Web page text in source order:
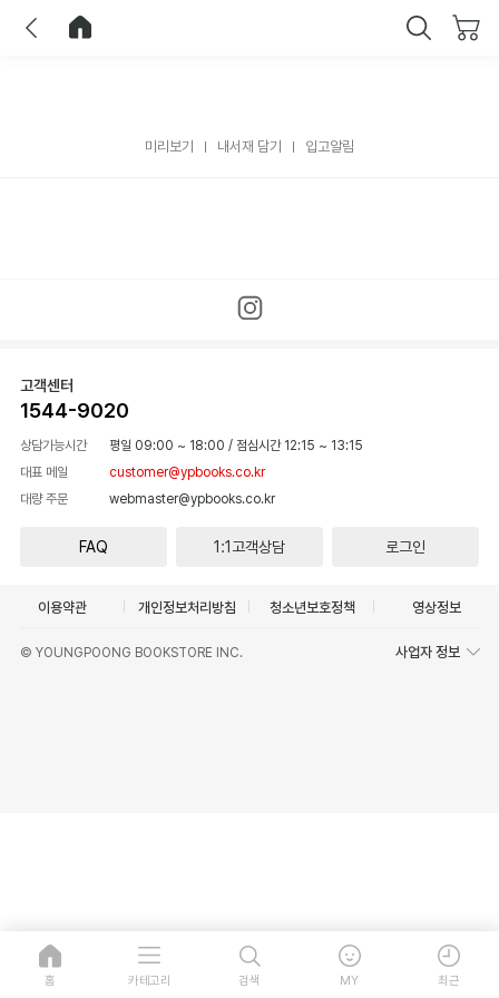
미리보기 내서재 담기 입고알림
고객센터
1544-9020
상담가능시간 평일 09:00 ~ 18:00 / 점심시간 12:15 ~ 13:15
대표 메일
customer@ypbooks.co.kr
대량 주문
webmaster@ypbooks.co.kr
FAQ 1:1고객상담 로그인
이용약관 개인정보처리방침 청소년보호정책 영상정보
© YOUNGPOONG BOOKSTORE INC. 사업자 정보
홈 카테고리 검색 MY 최근